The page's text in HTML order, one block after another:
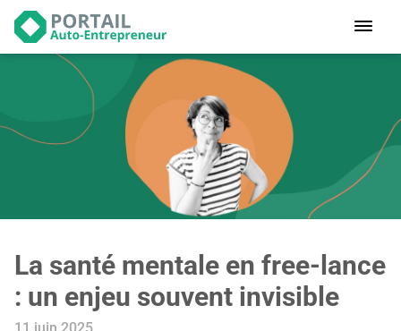
Devenir
auto-entrepreneur
logiciel de facturation
Modifier
mon auto-entreprise
CONNEXION
La santé mentale en free-lance
: un enjeu souvent invisible